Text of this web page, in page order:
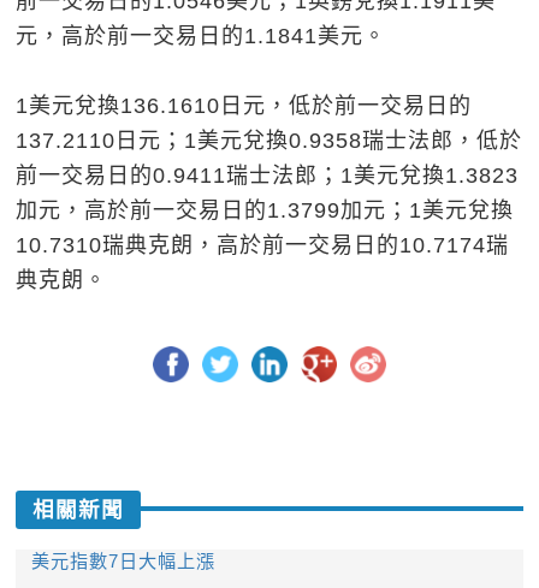
元，高於前一交易日的1.1841美元。
1美元兌換136.1610日元，低於前一交易日的
137.2110日元；1美元兌換0.9358瑞士法郎，低於
前一交易日的0.9411瑞士法郎；1美元兌換1.3823
加元，高於前一交易日的1.3799加元；1美元兌換
10.7310瑞典克朗，高於前一交易日的10.7174瑞
典克朗。
相關新聞
美元指數7日大幅上漲